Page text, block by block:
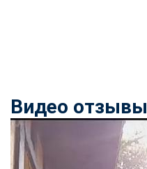
Видео отзывы